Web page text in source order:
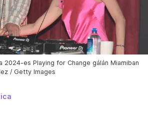
2024-es Playing for Change gálán Miamiban
/ Getty Images